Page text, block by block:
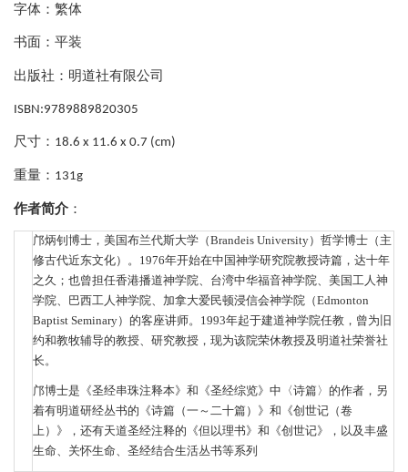
字体：繁体
书面：平装
出版社：明道社有限公司
ISBN:9789889820305
尺寸： 18.6 x 11.6 x 0.7 (cm)
重量： 131g
作者简介 ：
邝炳钊博士，美国布兰代斯大学（Brandeis University）哲学博士（主
修古代近东文化）。1976年开始在中国神学研究院教授诗篇，达十年
之久；也曾担任香港播道神学院、台湾中华福音神学院、美国工人神
学院、巴西工人神学院、加拿大爱民顿浸信会神学院（Edmonton
Baptist Seminary）的客座讲师。1993年起于建道神学院任教，曾为旧
约和教牧辅导的教授、研究教授，现为该院荣休教授及明道社荣誉社
长。
邝博士是《圣经串珠注释本》和《圣经综览》中〈诗篇〉的作者，另
着有明道研经丛书的《诗篇（一～二十篇）》和《创世记（卷
上）》，还有天道圣经注释的《但以理书》和《创世记》，以及丰盛
生命、关怀生命、圣经结合生活丛书等系列